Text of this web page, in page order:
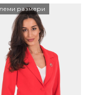
размери